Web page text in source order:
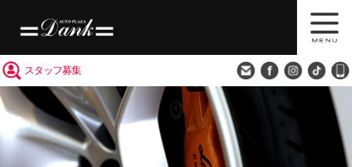
スタッフ募集